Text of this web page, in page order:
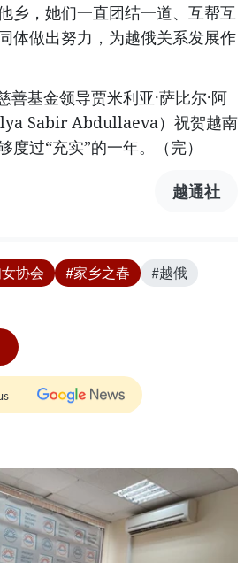
乡，她们一直团结一道、互帮互
体做出努力，为越俄关系发展作
善基金领导贾米利亚·萨比尔·阿
Sabir Abdullaeva）祝贺越南
度过“充实”的一年。（完）
越通社
协会 #家乡之春
#越俄